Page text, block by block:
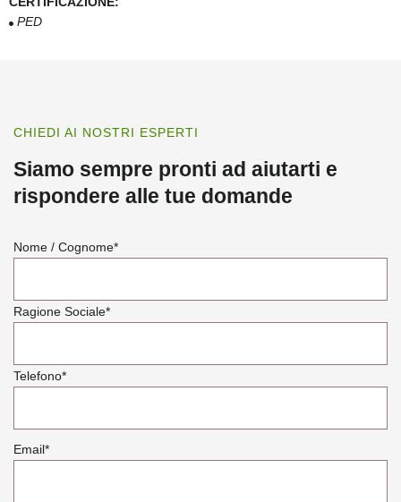
PED
CHIEDI AI NOSTRI ESPERTI
Siamo sempre pronti ad aiutarti e
rispondere alle tue domande
Nome / Cognome*
Ragione Sociale*
Telefono*
Email*